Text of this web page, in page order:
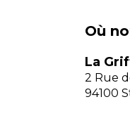
Où
La
2 Rue
94100